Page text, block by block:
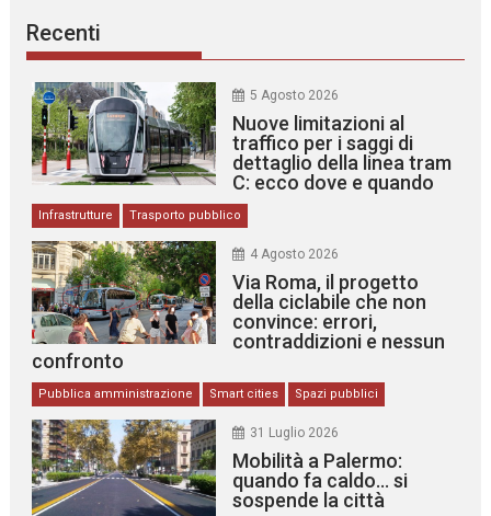
Recenti
5 Agosto 2026
Nuove limitazioni al
traffico per i saggi di
dettaglio della linea tram
C: ecco dove e quando
Infrastrutture Trasporto pubblico
4 Agosto 2026
Via Roma, il progetto
della ciclabile che non
convince: errori,
contraddizioni e nessun
confronto
Pubblica amministrazione Smart cities Spazi pubblici
31 Luglio 2026
Mobilità a Palermo:
quando fa caldo… si
sospende la città